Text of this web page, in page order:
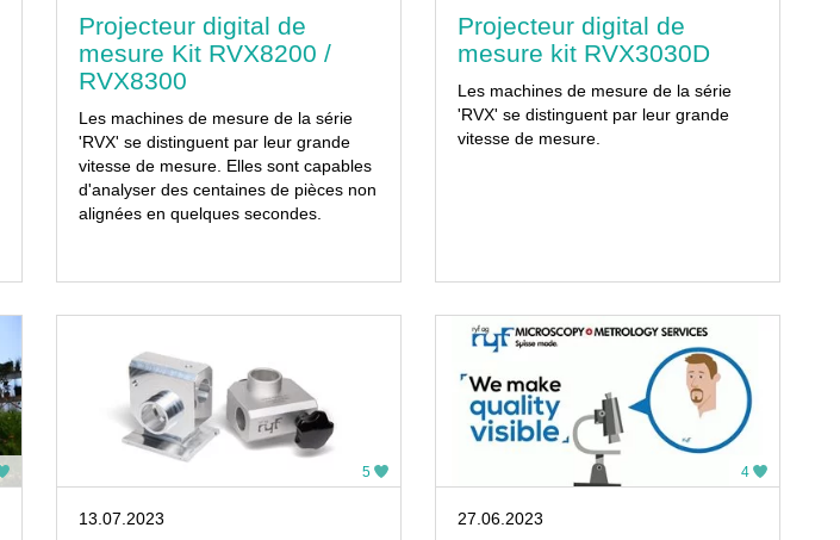
Projecteur digital de
mesure Kit RVX8200 /
RVX8300
Les machines de mesure de la série
'RVX' se distinguent par leur grande
vitesse de mesure. Elles sont capables
d'analyser des centaines de pièces non
alignées en quelques secondes.
Projecteur digital de
mesure kit RVX3030D
Les machines de mesure de la série
'RVX' se distinguent par leur grande
vitesse de mesure.
5
13.07.2023
4
27.06.2023